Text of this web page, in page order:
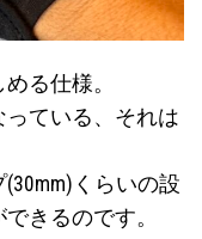
る仕様。
ている、それは
くらいの設
きるのです。